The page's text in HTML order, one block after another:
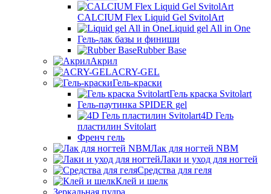
CALCIUM Flex Liquid Gel SvitolArt
Liquid gel All in One
Гель-лак базы и финиши
Rubber Base
Акрил
ACRY-GEL
Гель-краски
Гель краска Svitolart
Гель-паутинка SPIDER gel
4D Гель
пластилин Svitolart
Френч гель
Лак для ногтей NBM
Лаки и уход для ногтей
Средства для геля
Клей и шелк